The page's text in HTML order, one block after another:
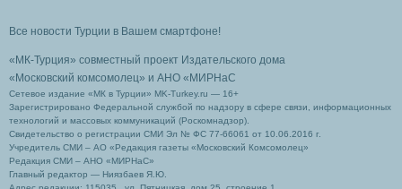
Все новости Турции в Вашем смартфоне!
«МК-Турция» совместный проект Издательского дома
«Московский комсомолец» и АНО «МИРНаС
Сетевое издание «МК в Турции» MK-Turkey.ru — 16+
Зарегистрировано Федеральной службой по надзору в сфере связи, информационных
технологий и массовых коммуникаций (Роскомнадзор).
Свидетельство о регистрации СМИ Эл № ФС 77-66061 от 10.06.2016 г.
Учредитель СМИ – АО «Редакция газеты «Московский Комсомолец»
Редакция СМИ – АНО «МИРНаС»
Главный редактор — Ниязбаев Я.Ю.